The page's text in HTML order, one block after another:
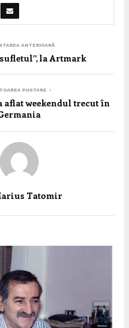
ANTERIOARĂ
la Artmark
POSTARE
aflat weekendul trecut în
Tatomir